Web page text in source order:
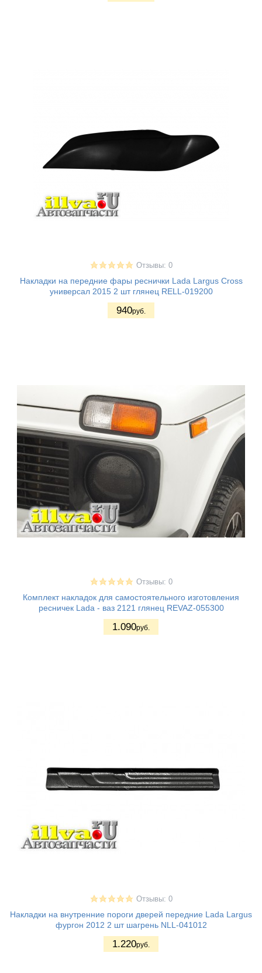
Отзывы: 0
Накладки на передние фары реснички Lada Largus Cross
универсал 2015 2 шт глянец RELL-019200
940руб.
Отзывы: 0
Комплект накладок для самостоятельного изготовления
ресничек Lada - ваз 2121 глянец REVAZ-055300
1.090руб.
Отзывы: 0
Накладки на внутренние пороги дверей передние Lada Largus
фургон 2012 2 шт шагрень NLL-041012
1.220руб.